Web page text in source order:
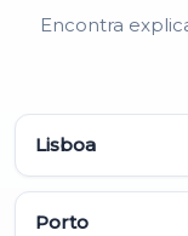
Encontra
Lisboa
Porto